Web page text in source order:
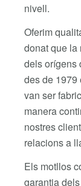
nivell.
Oferim
donat que la
dels orígens
des de 1979
van ser
manera
nostres
relacions a
Els motllos
garantia